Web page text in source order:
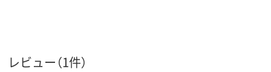
レビュー（1件）